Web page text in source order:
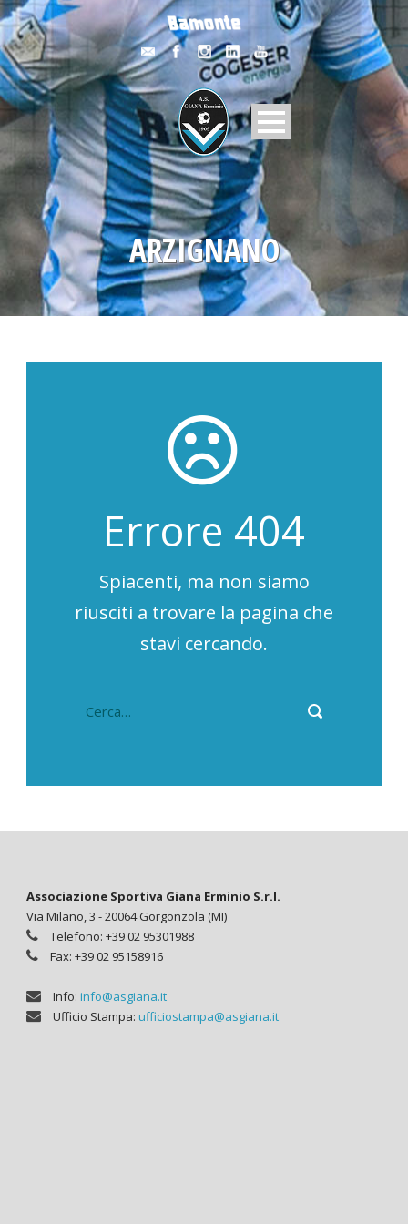
ARZIGNANO
Errore 404
Spiacenti, ma non siamo
riusciti a trovare la pagina che
stavi cercando.
Associazione Sportiva Giana Erminio S.r.l.
Via Milano, 3 - 20064 Gorgonzola (MI)
Telefono: +39 02 95301988
Fax: +39 02 95158916
Info: info@asgiana.it
Ufficio Stampa: ufficiostampa@asgiana.it